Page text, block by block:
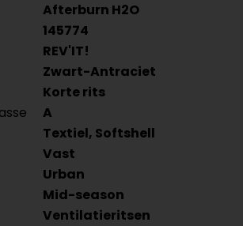
Afterburn H2O
145774
REV'IT!
Zwart-Antraciet
Korte rits
A
Textiel, Softshell
Vast
Urban
Mid-season
Ventilatieritsen